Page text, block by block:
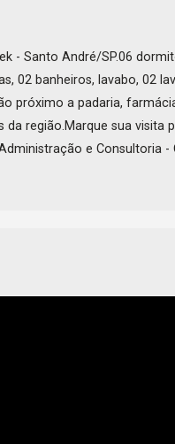
- Santo André/SP.06
02 banheiros, lavabo, 02
próximo a padaria,
região.Marque sua visita
e Consultoria -